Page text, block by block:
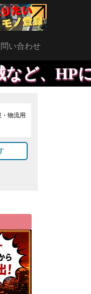
い合わせ
直接現
物流用